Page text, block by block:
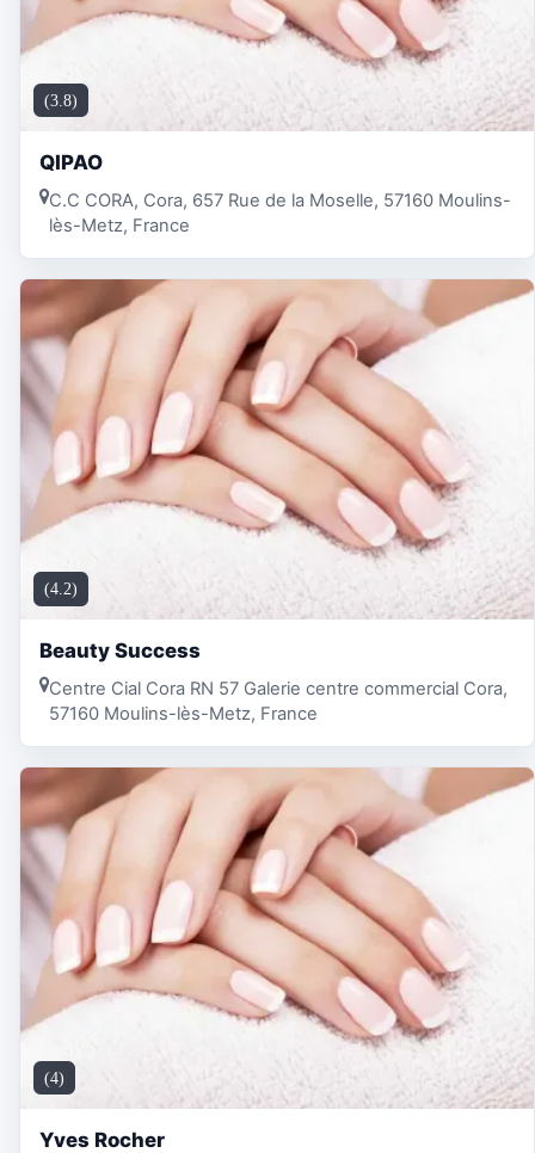
(3.8)
QIPAO
C.C CORA, Cora, 657 Rue de la Moselle, 57160 Moulins-
lès-Metz, France
(4.2)
Beauty Success
Centre Cial Cora RN 57 Galerie centre commercial Cora,
57160 Moulins-lès-Metz, France
(4)
Yves Rocher